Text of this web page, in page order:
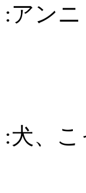
:アンニ
:犬、